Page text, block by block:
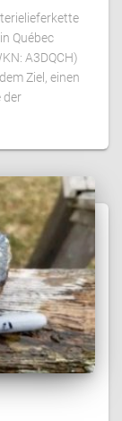
Québec
A3DQCH)
Ziel, einen
der